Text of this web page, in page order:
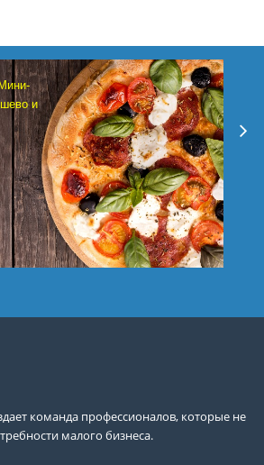
и
команда профессионалов, которые не
малого бизнеса.